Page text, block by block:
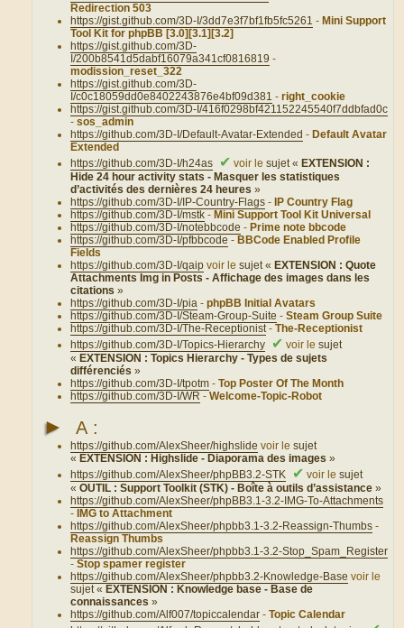
Redirection 503
https://gist.github.com/3D-I/3dd7e3f7bf1fb5fc5261 - Mini Support
Tool Kit for phpBB [3.0][3.1][3.2]
https://gist.github.com/3D-
I/200b8541d5dabf16079a341cf0816819 -
modission_reset_322
https://gist.github.com/3D-
I/c0c18059dd0e8402243876e4bf09d381 -right_cookie
https://gist.github.com/3D-I/416f0298bf421152245540f7ddbfad0c
-sos_admin
https://github.com/3D-I/Default-Avatar-Extended - Default Avatar
Extended
https://github.com/3D-I/h24as
✔ voir lesujet « EXTENSION :
Hide 24 hour activity stats - Masquer les statistiques
d’activités des dernières 24 heures»
https://github.com/3D-I/IP-Country-Flags - IP Country Flag
https://github.com/3D-I/mstk - Mini Support Tool Kit Universal
https://github.com/3D-I/notebbcode - Prime note bbcode
https://github.com/3D-I/pfbbcode - BBCode Enabled Profile
Fields
https://github.com/3D-I/qaip voir lesujet « EXTENSION : Quote
Attachments Img in Posts - Affichage des images dans les
citations»
https://github.com/3D-I/pia -phpBB Initial Avatars
https://github.com/3D-I/Steam-Group-Suite -Steam Group Suite
https://github.com/3D-I/The-Receptionist-The-Receptionist
https://github.com/3D-I/Topics-Hierarchy
✔ voir lesujet
« EXTENSION : Topics Hierarchy - Types de sujets
différenciés»
https://github.com/3D-I/tpotm -Top Poster Of The Month
https://github.com/3D-I/WR -Welcome-Topic-Robot
► A :
https://github.com/AlexSheer/highslide voir lesujet
« EXTENSION : Highslide - Diaporama des images»
https://github.com/AlexSheer/phpBB3.2-STK
✔ voir lesujet
« OUTIL : Support Toolkit (STK) - Boîte à outils d’assistance»
https://github.com/AlexSheer/phpBB3.1-3.2-IMG-To-Attachments
-IMG to Attachment
https://github.com/AlexSheer/phpbb3.1-3.2-Reassign-Thumbs -
Reassign Thumbs
https://github.com/AlexSheer/phpbb3.1-3.2-Stop_Spam_Register
-Stop spamer register
https://github.com/AlexSheer/phpbb3.2-Knowledge-Base voir le
sujet « EXTENSION : Knowledge base - Base de
connaissances»
https://github.com/Alf007/topiccalendar -Topic Calendar